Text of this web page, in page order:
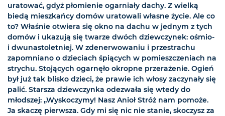
uratować, gdyż płomienie ogarniały dachy. Z wielką
biedą mieszkańcy domów uratowali własne życie. Ale co
to? Właśnie otwiera się okno na dachu w jednym z tych
domów i ukazują się twarze dwóch dziewczynek: ośmio-
i dwunastoletniej. W zdenerwowaniu i przestrachu
zapomniano o dzieciach śpiących w pomieszczeniach na
strychu. Stojących ogarnęło okropne przerażenie. Ogień
był już tak blisko dzieci, że prawie ich włosy zaczynały się
palić. Starsza dziewczynka odezwała się wtedy do
młodszej: „Wyskoczymy! Nasz Anioł Stróż nam pomoże.
Ja skaczę pierwsza. Gdy mi się nic nie stanie, skoczysz za